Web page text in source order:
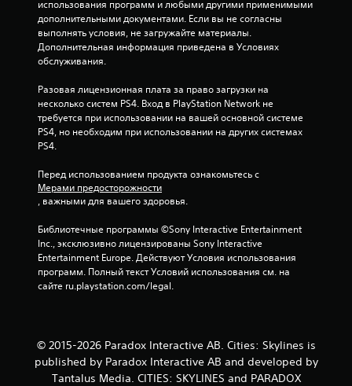
и
ц
е
к
использования программ и любыми другими применимыми
дополнительными документами. Если вы не согласны
выполнять условия, не загружайте материалы.
Дополнительная информация приведена в Условиях
обслуживания.
Разовая лицензионная плата за право загрузки на
несколько систем PS4. Вход в PlayStation Network не
требуется при использовании на вашей основной системе
PS4, но необходим при использовании на других системах
PS4.
Перед использованием продукта ознакомьтесь с
Мерами предосторожности
, важными для вашего здоровья.
Библиотечные программы ©Sony Interactive Entertainment
Inc., эксклюзивно лицензированы Sony Interactive
Entertainment Europe. Действуют Условия использования
программ. Полный текст Условий использования см. на
сайте ru.playstation.com/legal.
© 2015-2026 Paradox Interactive AB. Cities: Skylines is
published by Paradox Interactive AB and developed by
Tantalus Media. CITIES: SKYLINES and PARADOX